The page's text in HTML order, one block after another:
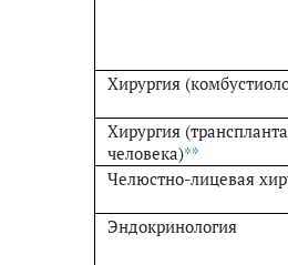
Хирургия
Хирургия
человека)**
Челюстно-лицевая
Эндокринология